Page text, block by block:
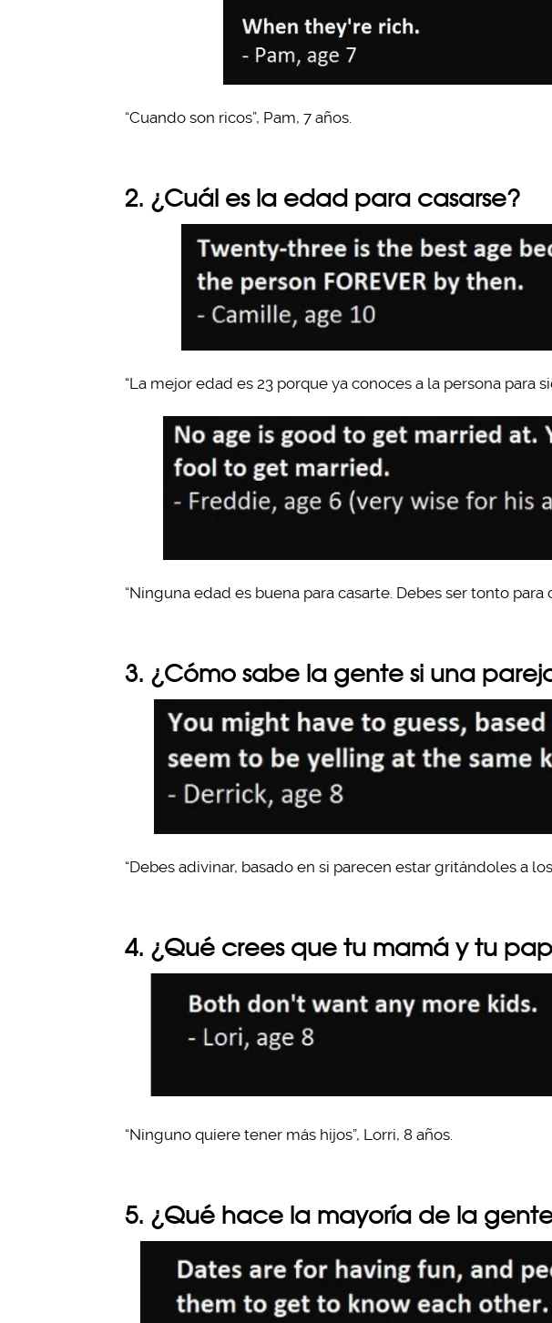
“Cuando son ricos”, Pam, 7 años.
2. ¿Cuál es la edad para casarse?
“La mejor edad es 23 porque ya conoces a la persona para
“Ninguna edad es buena para casarte. Debes ser tonto para
3. ¿Cómo sabe la gente si una
“Debes adivinar, basado en si parecen estar gritándoles a
4. ¿Qué crees que tu mamá y tu
“Ninguno quiere tener más hijos”, Lorri, 8 años.
5. ¿Qué hace la mayoría de la